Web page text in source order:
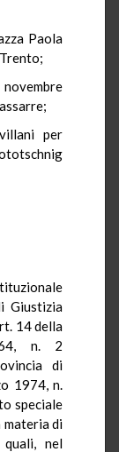
Paola
per
Giustizia
14 della
n. 2
di
1974, n.
speciale
materia di
nel